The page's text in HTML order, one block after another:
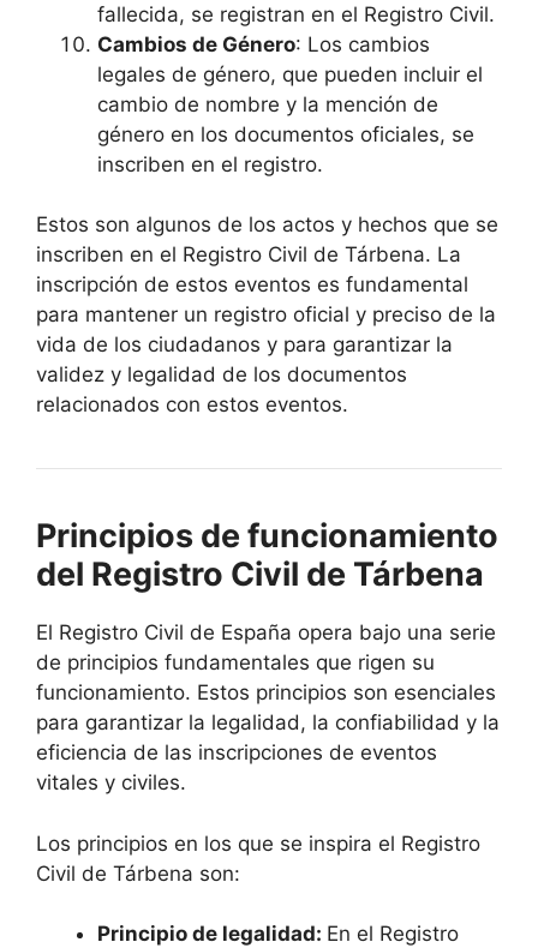
fallecida, se registran en el Registro Civil.
Cambios de Género: Los cambios
legales de género, que pueden incluir el
cambio de nombre y la mención de
género en los documentos oficiales, se
inscriben en el registro.
Estos son algunos de los actos y hechos que se
inscriben en el Registro Civil de Tárbena. La
inscripción de estos eventos es fundamental
para mantener un registro oficial y preciso de la
vida de los ciudadanos y para garantizar la
validez y legalidad de los documentos
relacionados con estos eventos.
Principios de funcionamiento
del Registro Civil de Tárbena
El Registro Civil de España opera bajo una serie
de principios fundamentales que rigen su
funcionamiento. Estos principios son esenciales
para garantizar la legalidad, la confiabilidad y la
eficiencia de las inscripciones de eventos
vitales y civiles.
Los principios en los que se inspira el Registro
Civil de Tárbena son:
Principio de legalidad: En el Registro